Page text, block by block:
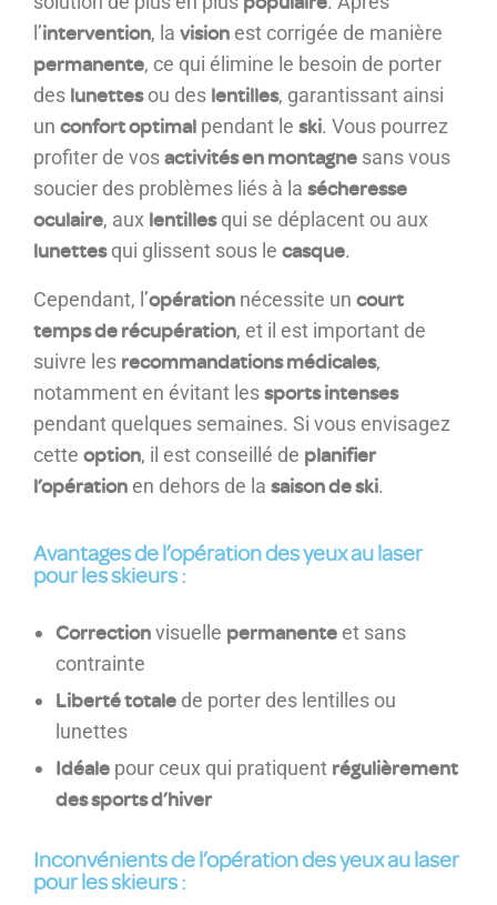
l’intervention, la vision est corrigée de manière
permanente, ce qui élimine le besoin de porter
des lunettesou des lentilles, garantissant ainsi
un confort optimal pendant le ski. Vous pourrez
profiter de vosactivités en montagne sans vous
soucier des problèmes liés à la sécheresse
oculaire, aux lentillesqui se déplacent ou aux
lunettesqui glissent sous le casque.
Cependant, l’opération nécessite un court
temps de récupération, et il est important de
suivre les recommandations médicales,
notamment en évitant lessports intenses
pendant quelques semaines. Si vous envisagez
cette option, il est conseillé de planifier
l’opération en dehors de la saison de ski.
Avantages de l’opération des yeux au laser
pour les skieurs :
Correctionvisuelle permanente et sans
contrainte
Liberté totale de porter des lentilles ou
lunettes
Idéale pour ceux qui pratiquent régulièrement
des sports d’hiver
Inconvénients de l’opération des yeux au laser
pour les skieurs :